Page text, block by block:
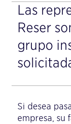
Las
Reser
grupo
Si desea
empresa, su